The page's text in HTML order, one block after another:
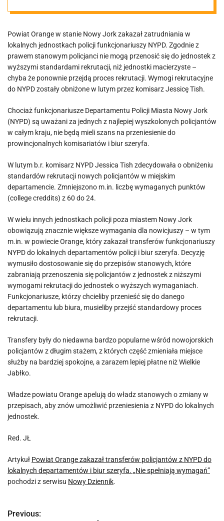
NYPD do
lokalnych
departamentó
w i biur szeryfa.
„Nie spełniają
wymagań”
Powiat Orange w stanie Nowy Jork zakazał zatrudniania w
lokalnych jednostkach policji funkcjonariuszy NYPD. Zgodnie z
prawem stanowym policjanci nie mogą przenosić się do jednostek z
wyższymi standardami rekrutacji, niż jednostki macierzyste –
chyba że ponownie przejdą proces rekrutacji. Wymogi rekrutacyjne
do NYPD zostały obniżone w lutym przez komisarz Jessicę Tish.
Chociaż funkcjonariusze Departamentu Policji Miasta Nowy Jork
(NYPD) są uważani za jednych z najlepiej wyszkolonych policjantów
w całym kraju, nie będą mieli szans na przeniesienie do
prowincjonalnych komisariatów i biur szeryfa.
W lutym b.r. komisarz NYPD Jessica Tish zdecydowała o obniżeniu
standardów rekrutacji nowych policjantów w miejskim
departamencie. Zmniejszono m.in. liczbę wymaganych punktów
(college creddits) z 60 do 24.
W wielu innych jednostkach policji poza miastem Nowy Jork
obowiązują znacznie większe wymagania dla nowicjuszy – w tym
m.in. w powiecie Orange, który zakazał transferów funkcjonariuszy
NYPD do lokalnych departamentów policji i biur szeryfa. Decyzję
wymusiło dostosowanie się do przepisów stanowych, które
zabraniają przenoszenia się policjantów z jednostek z niższymi
wymogami rekrutacji do jednostek o wyższych wymaganiach.
Funkcjonariusze, którzy chcieliby przenieść się do danego
departamentu lub biura, musieliby przejść standardowy proces
rekrutacji.
Transfery były do niedawna bardzo popularne wśród nowojorskich
policjantów z długim stażem, z których część zmieniała miejsce
służby na bardziej spokojne, a zarazem lepiej płatne niż Wielkie
Jabłko.
Władze powiatu Orange apelują do władz stanowych o zmiany w
przepisach, aby znów umożliwić przeniesienia z NYPD do lokalnych
jednostek.
Red. JŁ
Artykuł Powiat Orange zakazał transferów policjantów z NYPD do
lokalnych departamentów i biur szeryfa. „Nie spełniają wymagań”
pochodzi z serwisu Nowy Dziennik.
N
Previous: